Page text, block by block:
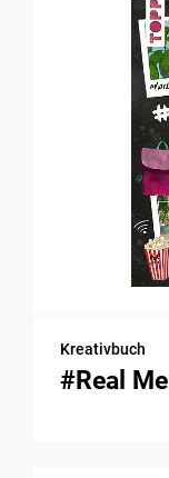
Kreativbuch
#Real Me